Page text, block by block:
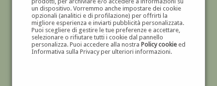
un dispositivo. Vorremmo anche impostare dei cookie
opzionali (analitici e di profilazione) per offrirti la
migliore esperienza e inviarti pubblicità personalizzata.
Puoi scegliere di gestire le tue preferenze e accettare,
selezionare o rifiutare tutti i cookie dal pannello
personalizza. Puoi accedere alla nostra Policy cookieed
Informativa sulla Privacy per ulteriori informazioni.